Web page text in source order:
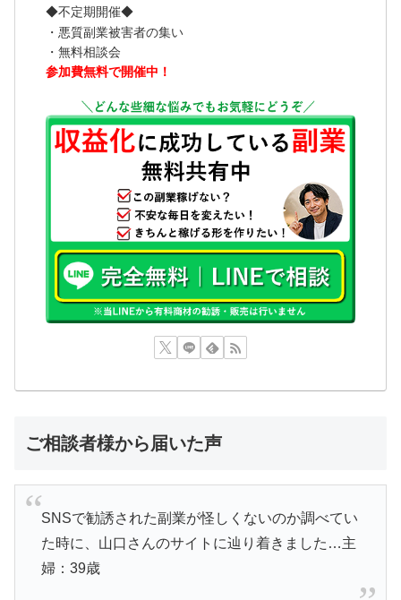
◆不定期開催◆
・悪質副業被害者の集い
・無料相談会
参加費無料で開催中！
ご相談者様から届いた声
SNSで勧誘された副業が怪しくないのか調べてい
た時に、山口さんのサイトに辿り着きました…主
婦：39歳